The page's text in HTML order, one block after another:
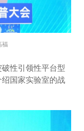
福
性引领性平台型
国家实验室的战